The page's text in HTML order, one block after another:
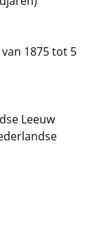
1875 tot 5
Leeuw